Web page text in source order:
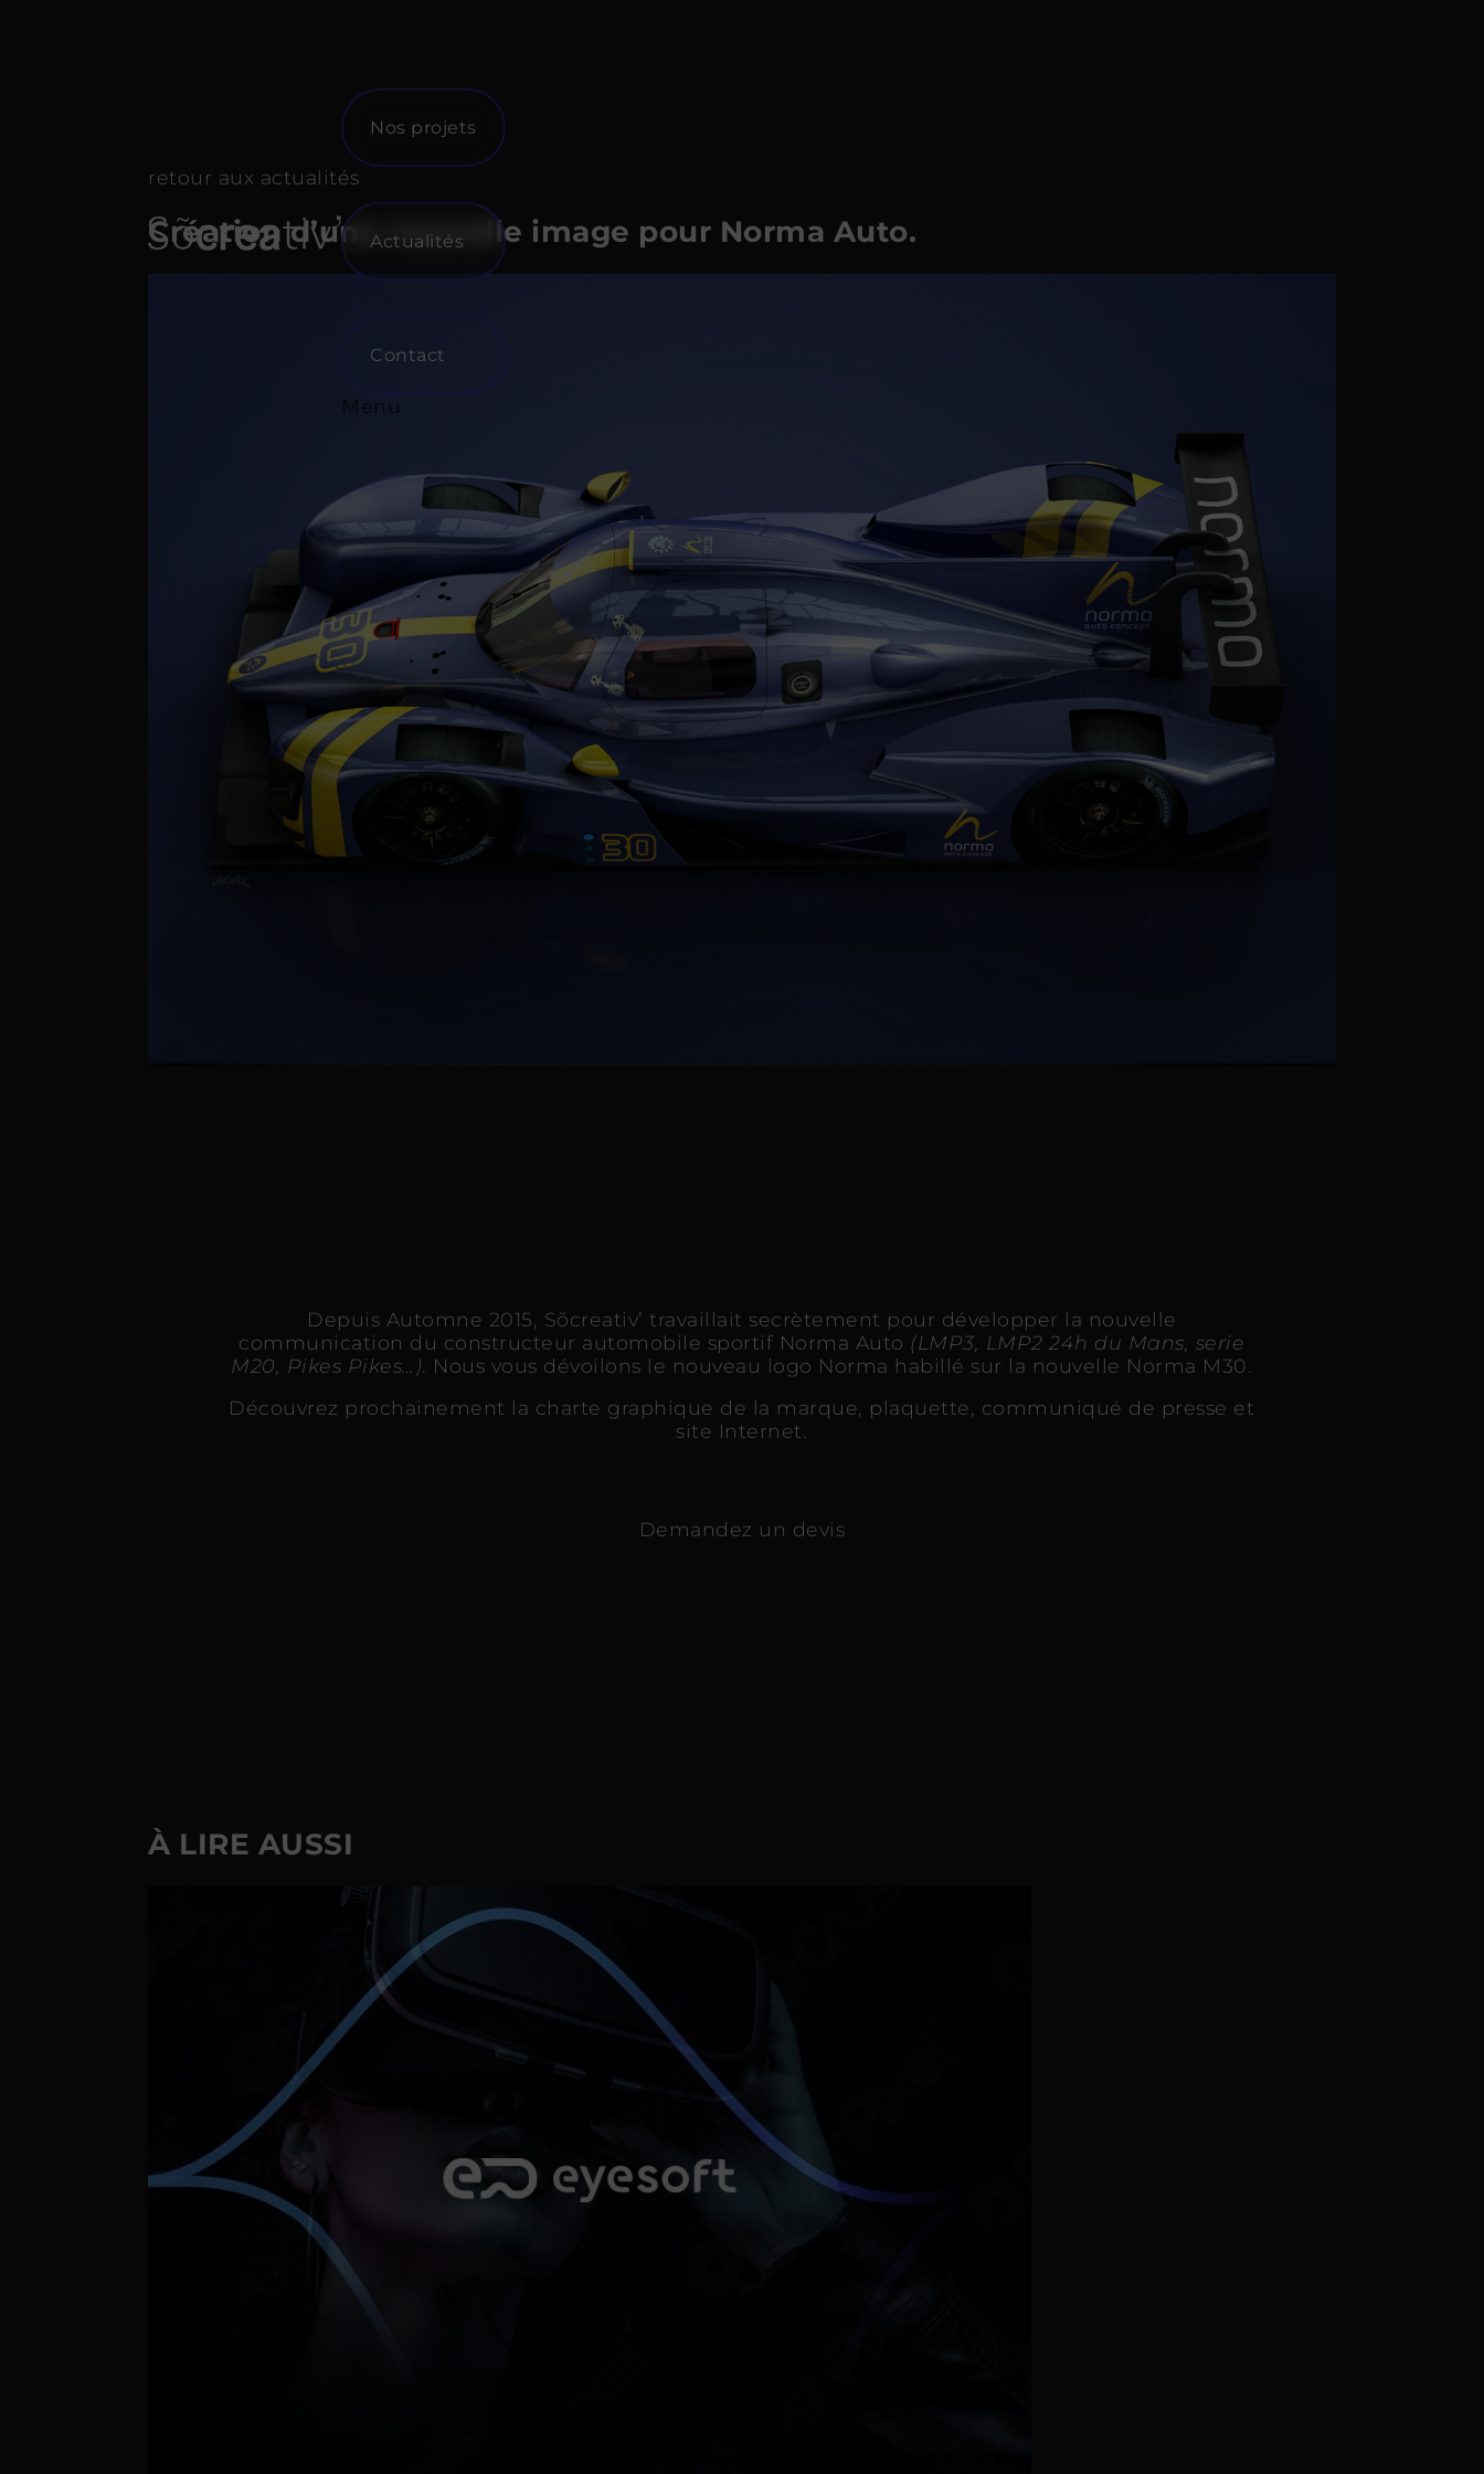
Nos projets
Actualités
Contact
Menu
retour aux actualités
Création d’une nouvelle image pour Norma Auto.
Depuis Automne 2015, Sõcreativ’ travaillait secrètement pour développer la nouvelle
communication du constructeur automobile sportif Norma Auto (LMP3, LMP2 24h du Mans, serie
M20, Pikes Pikes…) . Nous vous dévoilons le nouveau logo Norma habillé sur la nouvelle Norma M30.
Découvrez prochainement la charte graphique de la marque, plaquette, communiqué de presse et
site Internet.
Demandez un devis
À LIRE AUSSI